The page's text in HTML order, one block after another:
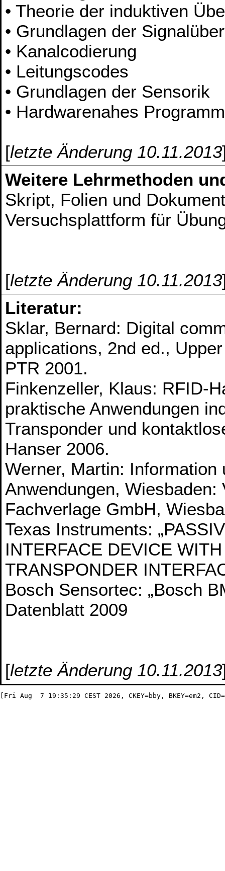
• Theorie der induktiven
• Grundlagen der
• Kanalcodierung
• Leitungscodes
• Grundlagen der Sensorik
• Hardwarenahes
[letzte Änderung 10.11.2013
Weitere Lehrmethoden
Skript, Folien und
Versuchsplattform für
[letzte Änderung 10.11.2013
Literatur:
Sklar, Bernard: Digital
applications, 2nd ed.,
PTR 2001.
Finkenzeller, Klaus: RFID-
praktische Anwendungen
Transponder und
Hanser 2006.
Werner, Martin:
Anwendungen, Wiesbaden:
Fachverlage GmbH,
Texas Instruments:
INTERFACE DEVICE
TRANSPONDER
Bosch Sensortec: „Bosch
Datenblatt 2009
[letzte Änderung 10.11.2013